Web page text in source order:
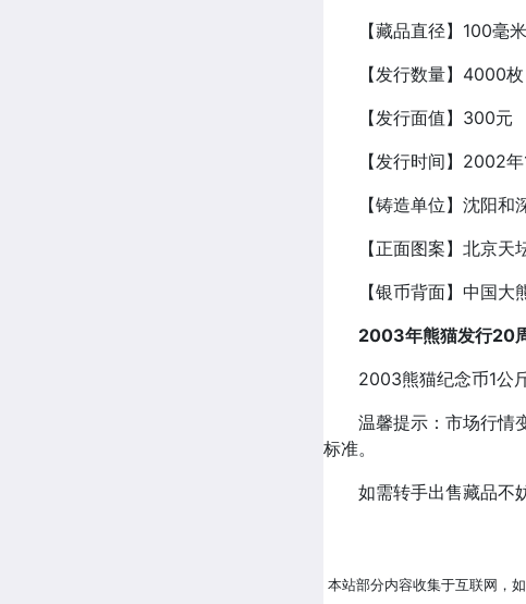
【藏品直径】100毫米
【发行数量】4000枚
【发行面值】300元
【发行时间】2002年
【铸造单位】沈阳和
【正面图案】北京天坛
【银币背面】中国大熊
2003年熊猫发行20
2003熊猫纪念币1公斤
温馨提示：市场行情变
标准。
如需转手出售藏品不妨
本站部分内容收集于互联网，